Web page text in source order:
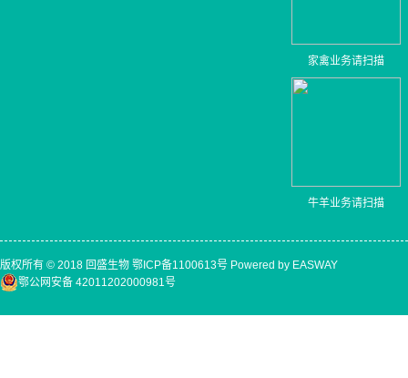
家禽业务请扫描
牛羊业务请扫描
版权所有 © 2018 回盛生物 鄂ICP备1100613号 Powered by EASWAY
鄂公网安备 42011202000981号